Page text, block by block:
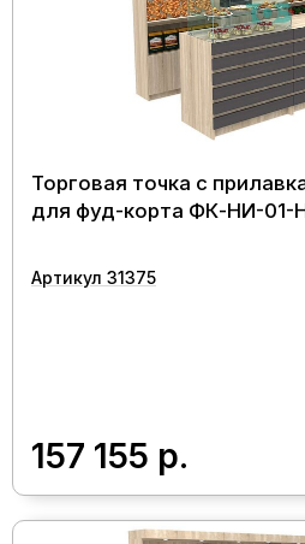
Торговая точка с
для фуд-корта ФК-НИ-01-
Артикул 31375
157 155 р.